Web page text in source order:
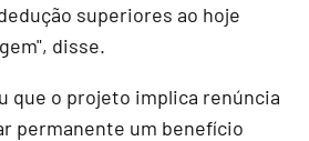
superiores ao hoje
disse.
que o projeto implica renúncia
permanente um benefício